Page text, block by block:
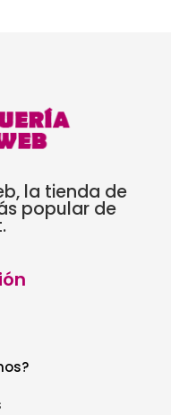
la tienda de
popular de